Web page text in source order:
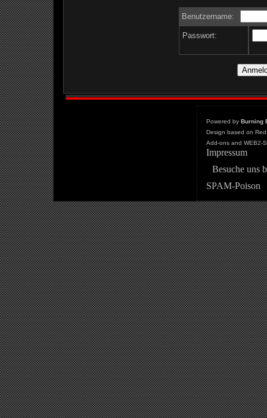
Benutzername:
Passwort:
Powered by Burning
Design based on
Add-ons and WEB2-
Impressum
Besuche uns
SPAM-Poison